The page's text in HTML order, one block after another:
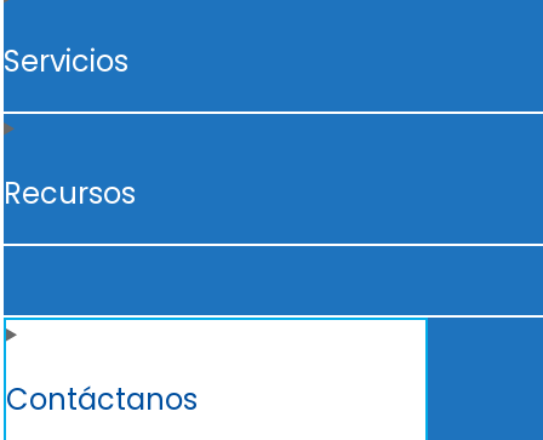
Servicios
Recursos
Contáctanos